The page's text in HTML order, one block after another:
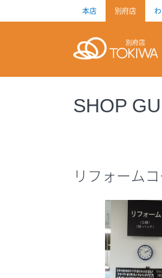
本店 別府店
SHOP
リフォーム